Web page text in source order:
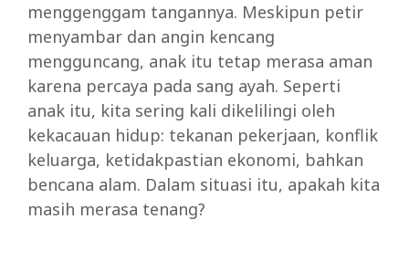
menggenggam tangannya. Meskipun petir
menyambar dan angin kencang
mengguncang, anak itu tetap merasa aman
karena percaya pada sang ayah. Seperti
anak itu, kita sering kali dikelilingi oleh
kekacauan hidup: tekanan pekerjaan, konflik
keluarga, ketidakpastian ekonomi, bahkan
bencana alam. Dalam situasi itu, apakah kita
masih merasa tenang?